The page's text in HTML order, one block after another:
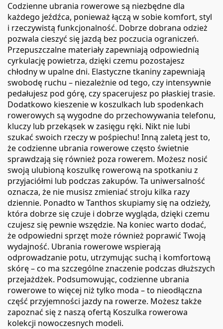
Codzienne ubrania rowerowe są niezbędne dla
każdego jeźdźca, ponieważ łączą w sobie komfort, styl
i rzeczywistą funkcjonalność. Dobrze dobrana odzież
pozwala cieszyć się jazdą bez poczucia ograniczeń.
Przepuszczalne materiały zapewniają odpowiednią
cyrkulację powietrza, dzięki czemu pozostajesz
chłodny w upalne dni. Elastyczne tkaniny zapewniają
swobodę ruchu – niezależnie od tego, czy intensywnie
pedałujesz pod górę, czy spacerujesz po płaskiej trasie.
Dodatkowo kieszenie w koszulkach lub spodenkach
rowerowych są wygodne do przechowywania telefonu,
kluczy lub przekąsek w zasięgu ręki. Nikt nie lubi
szukać swoich rzeczy w pośpiechu! Inną zaletą jest to,
że codzienne ubrania rowerowe często świetnie
sprawdzają się również poza rowerem. Możesz nosić
swoją ulubioną koszulkę rowerową na spotkaniu z
przyjaciółmi lub podczas zakupów. Ta uniwersalność
oznacza, że nie musisz zmieniać stroju kilka razy
dziennie. Ponadto w Tanthos skupiamy się na odzieży,
która dobrze się czuje i dobrze wygląda, dzięki czemu
czujesz się pewnie wszędzie. Na koniec warto dodać,
że odpowiedni sprzęt może również poprawić Twoją
wydajność. Ubrania rowerowe wspierają
odprowadzanie potu, utrzymując suchą i komfortową
skórę – co ma szczególne znaczenie podczas dłuższych
przejażdżek. Podsumowując, codzienne ubrania
rowerowe to więcej niż tylko moda – to nieodłączna
część przyjemności jazdy na rowerze. Możesz także
zapoznać się z naszą ofertą Koszulka rowerowa
kolekcji nowoczesnych modeli.